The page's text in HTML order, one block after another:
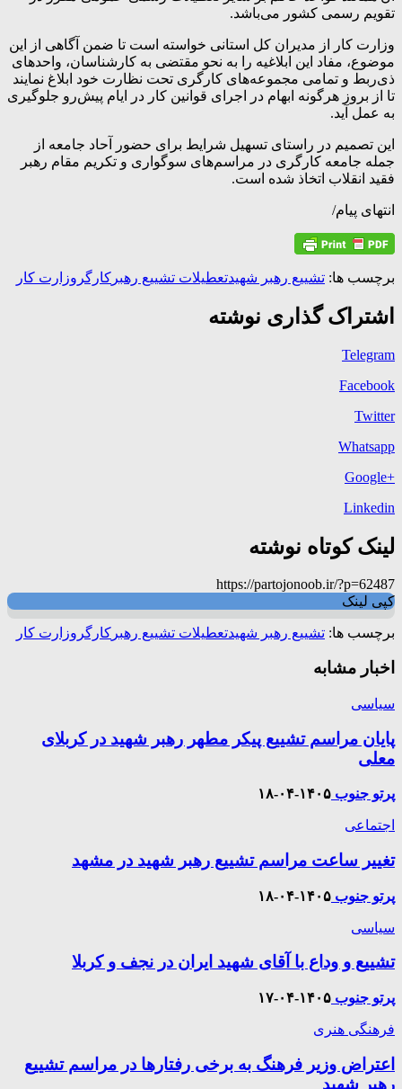
تقویم رسمی کشور می‌باشد.
وزارت کار از مدیران کل استانی خواسته است تا ضمن آگاهی از این
موضوع، مفاد این ابلاغیه را به نحو مقتضی به کارشناسان، واحدهای
ذی‌ربط و تمامی مجموعه‌های کارگری تحت نظارت خود ابلاغ نمایند
تا از بروز هرگونه ابهام در اجرای قوانین کار در ایام پیش‌رو جلوگیری
به عمل آید.
این تصمیم در راستای تسهیل شرایط برای حضور آحاد جامعه از
جمله جامعه کارگری در مراسم‌های سوگواری و تکریم مقام رهبر
فقید انقلاب اتخاذ شده است.
انتهای پیام/
برچسب ها: تشییع رهبر شهیدتعطیلات تشییع رهبر کارگر وزارت کار
اشتراک گذاری نوشته
Telegram
Facebook
Twitter
Whatsapp
+Google
Linkedin
لینک کوتاه نوشته
https://partojonoob.ir/?p=62487
کپی لینک
برچسب ها: تشییع رهبر شهیدتعطیلات تشییع رهبر کارگر وزارت کار
اخبار مشابه
سیاسی
پایان مراسم تشییع پیکر مطهر رهبر شهید در کربلای
معلی
پرتو جنوب ۱۴۰۵-۰۴-۱۸
اجتماعی
تغییر ساعت مراسم تشییع رهبر شهید در مشهد
پرتو جنوب ۱۴۰۵-۰۴-۱۸
سیاسی
تشییع و وداع با آقای شهید ایران در نجف و کربلا
پرتو جنوب ۱۴۰۵-۰۴-۱۷
فرهنگی هنری
اعتراض وزیر فرهنگ به برخی رفتارها در مراسم تشییع
رهبر شهید